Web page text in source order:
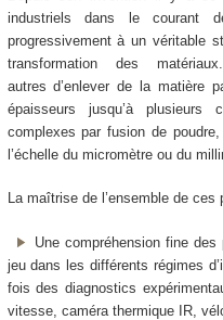
industriels dans le courant
progressivement à un véritable
transformation des
autres d’enlever de la matière
épaisseurs jusqu’à plusieurs
complexes par fusion de
l’échelle du micromètre ou du
La maîtrise de l’ensemble de ces
Une compréhension fine
jeu dans les différents régimes
fois des diagnostics
vitesse, caméra thermique IR,